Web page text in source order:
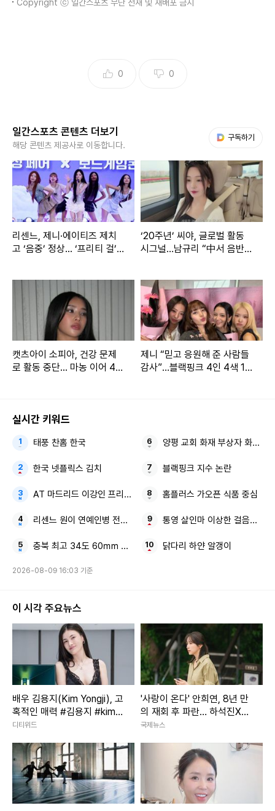
Copyright ⓒ 일간스포츠 무단 전재 및 재배포 금지
0 0
일간스포츠 콘텐츠 더보기
해당 콘텐츠 제공사로 이동합니다.
구독하기
리센느, 제니·에이티즈 제치
고 ‘음중’ 정상... ‘프리티 걸’ 1
‘20주년’ 씨야, 글로벌 활동
시그널…남규리 “中서 음반·
캣츠아이 소피아, 건강 문제
로 활동 중단... 마농 이어 4인
제니 “믿고 응원해 준 사람들
감사”…블랙핑크 4인 4색 10
실시간 키워드
태풍 찬홈 한국
한국 넷플릭스 김치
AT 마드리드 이강인 프리시즌 맨시티전
리센느 원이 연예인병 전참시
충북 최고 34도 60㎜ 소나기
양평 교회 화재 부상자 화재 진
블랙핑크 지수 논란
홈플러스 가오픈 식품 중심
통영 살인마 이상한 걸음걸이
닭다리 하얀 알갱이
2026-08-09 16:03 기준
이 시각 주요뉴스
배우 김용지(Kim Yongji), 고
혹적인 매력 #김용지 #kimy
ongji #배우
디티위드
'사랑이 온다' 안희연, 8년 만
의 재회 후 파란… 하석진X윤
하빈 독대
국제뉴스